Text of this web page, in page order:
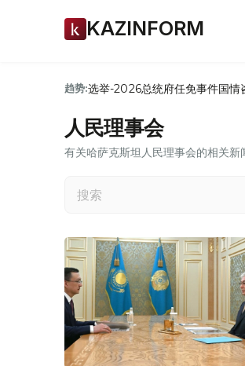
KAZINFORM
趋势:选举-2026总统府任免事件国情
人民理事会
有关哈萨克斯坦人民理事会的相关新